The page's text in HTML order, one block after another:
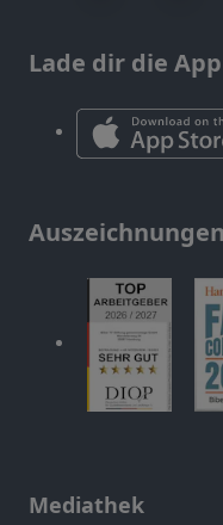
Lade dir die
Auszeichnungen
Mediathek